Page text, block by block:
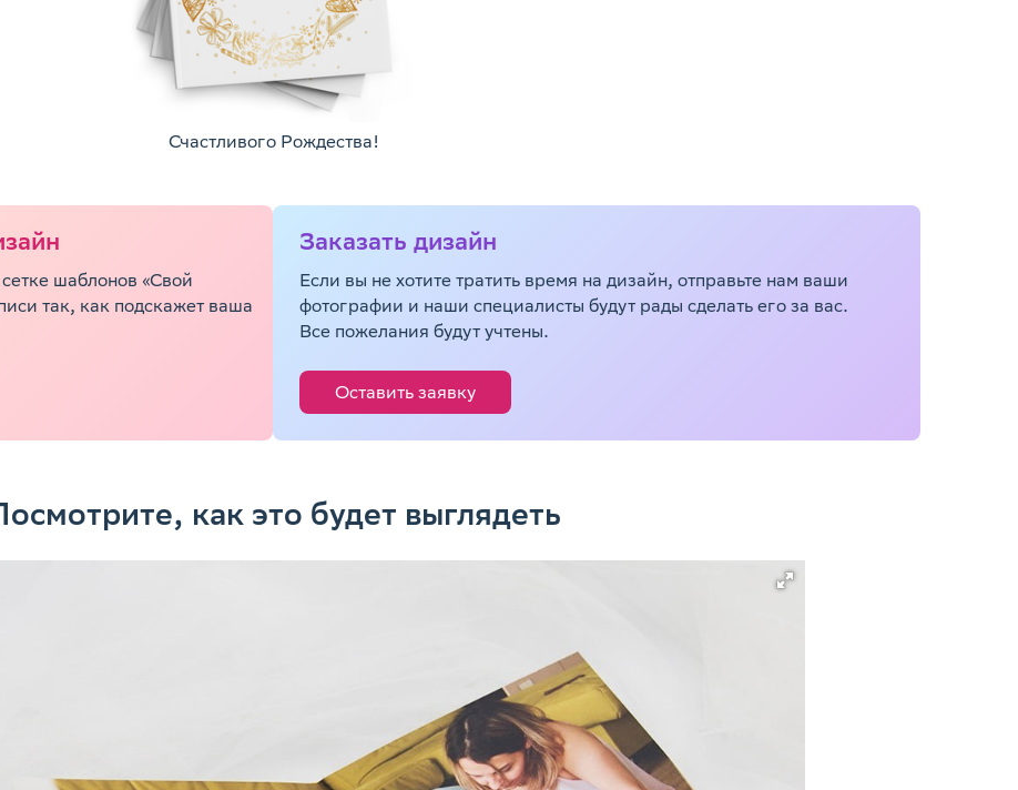
Счастливого Рождества!
шаблонов «Свой
так, как подскажет ваша
Заказать дизайн
Если вы не хотите тратить время на дизайн, отправьте нам ваши
фотографии и наши специалисты будут рады сделать его за вас.
Все пожелания будут учтены.
Оставить заявку
как это будет выглядеть